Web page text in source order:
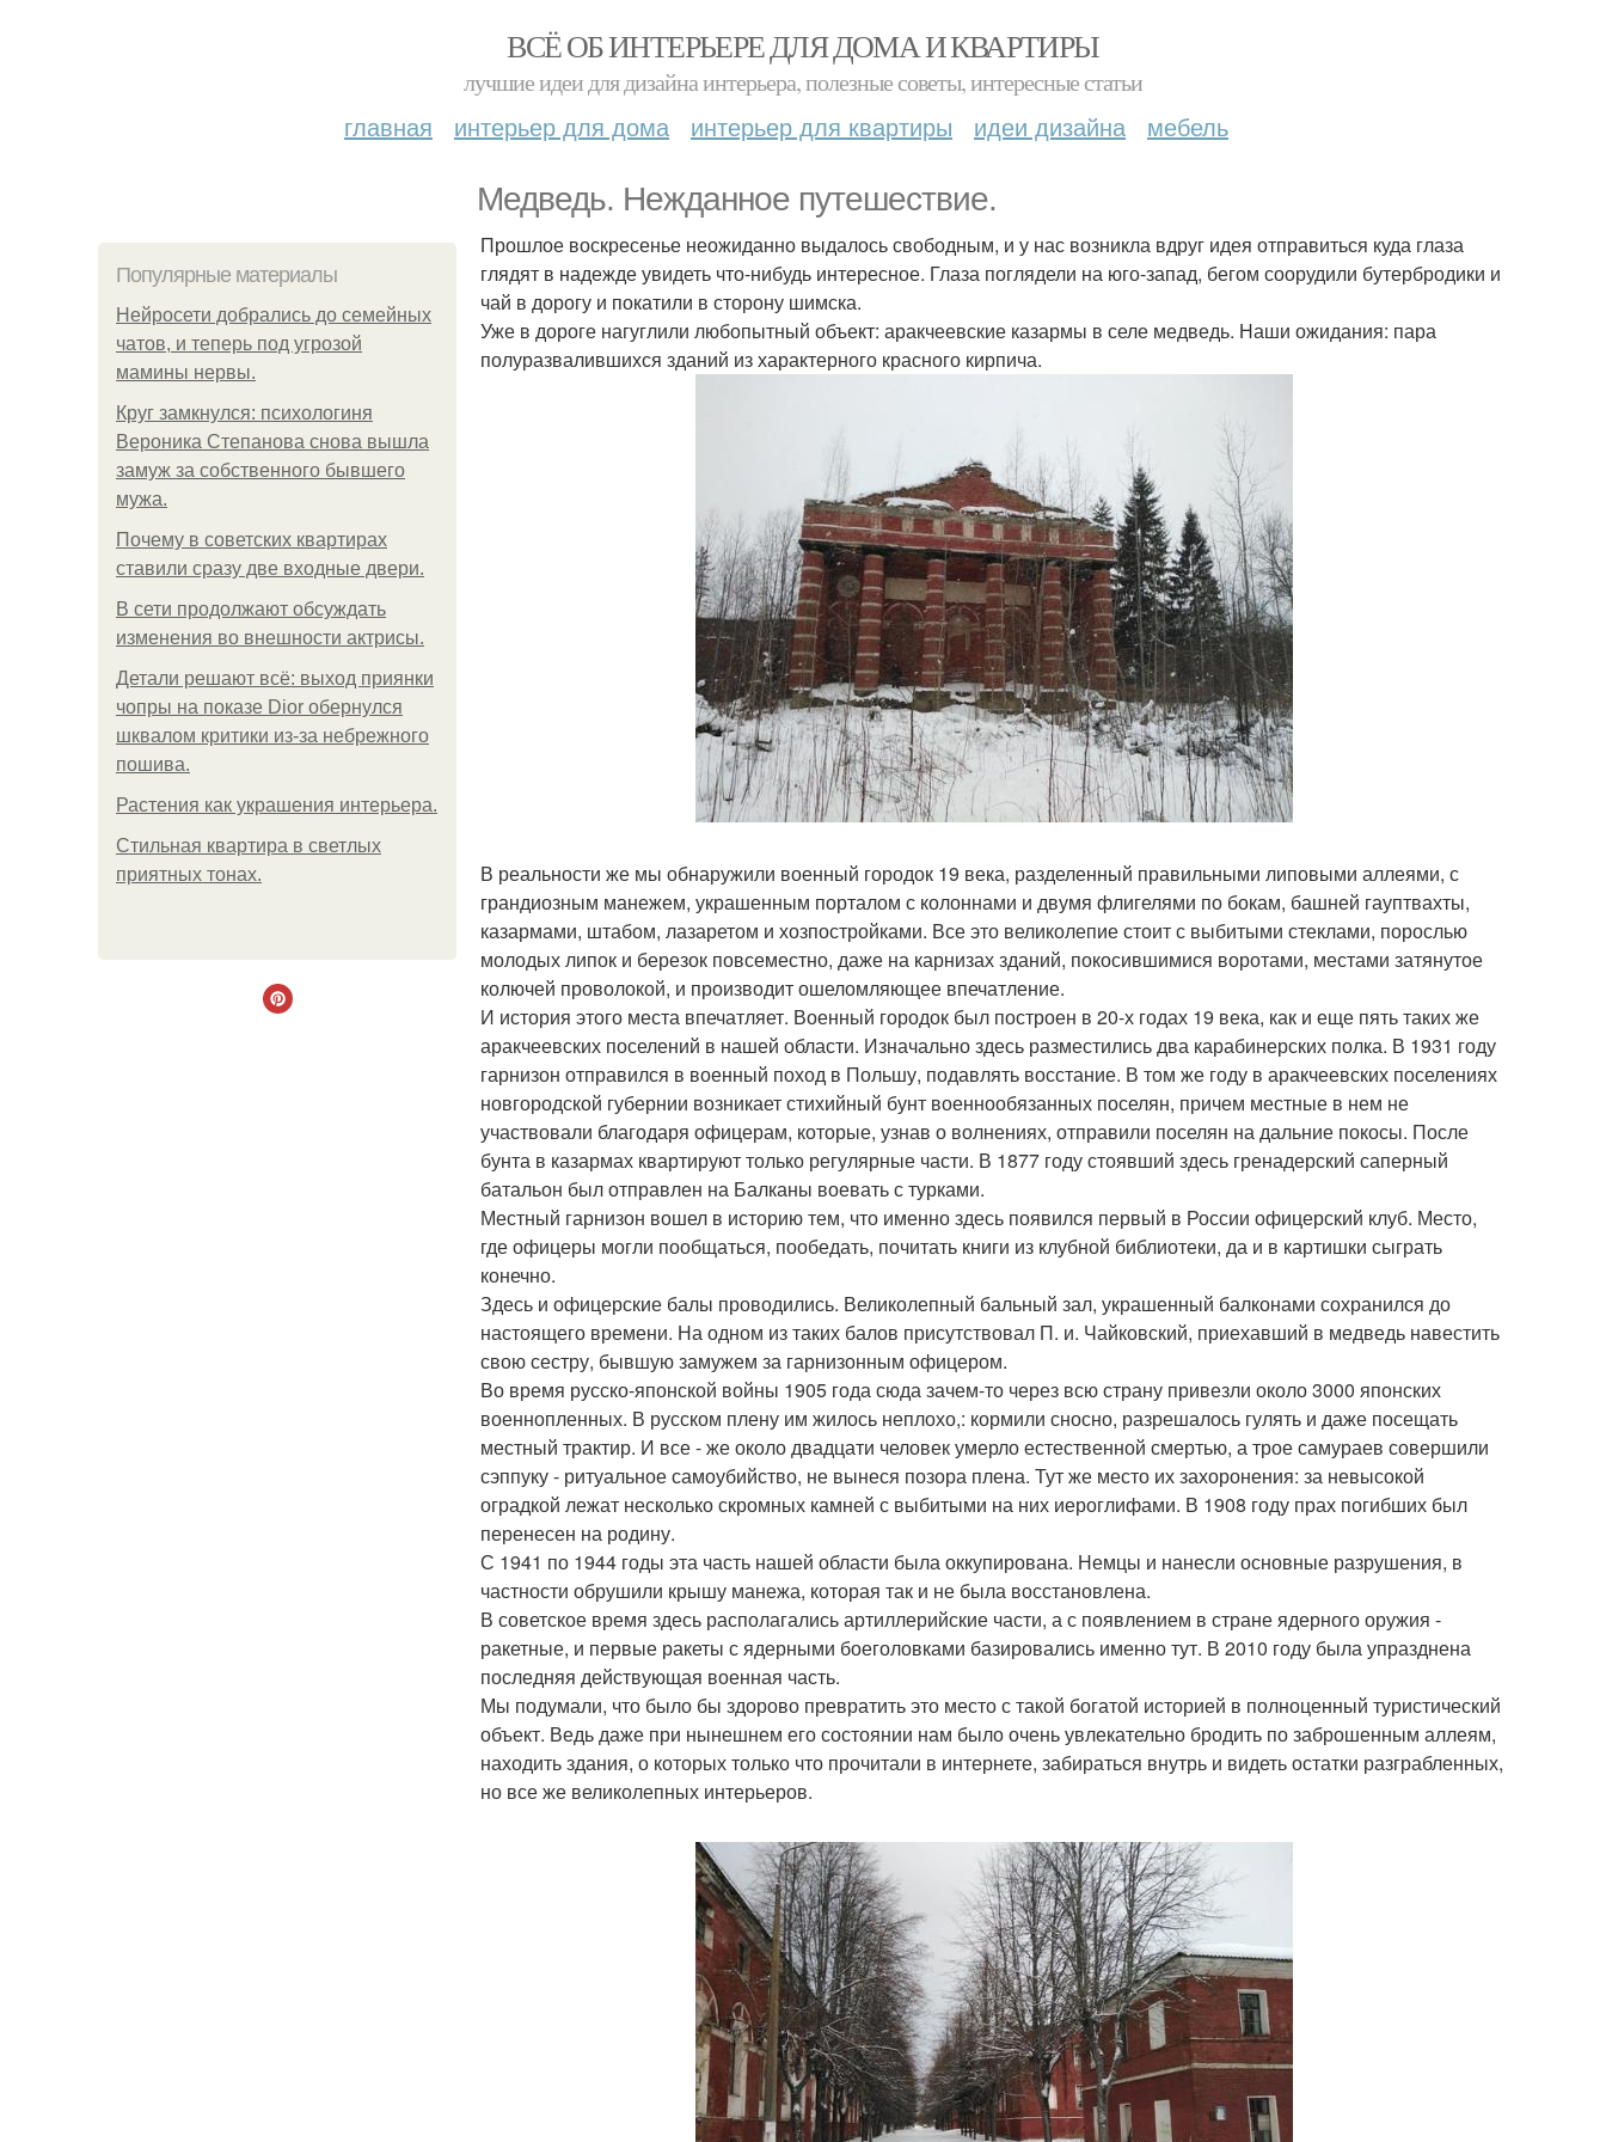
ВСЁ ОБ ИНТЕРЬЕРЕ ДЛЯ ДОМА И КВАРТИРЫ
лучшие идеи для дизайна интерьера, полезные советы, интересные статьи
главная интерьер для дома интерьер для квартиры идеи дизайна мебель
Медведь. Нежданное путешествие.
Популярные материалы
Нейросети добрались до семейных
чатов, и теперь под угрозой
мамины нервы.
Круг замкнулся: психологиня
Вероника Степанова снова вышла
замуж за собственного бывшего
мужа.
Почему в советских квартирах
ставили сразу две входные двери.
В сети продолжают обсуждать
изменения во внешности актрисы.
Детали решают всё: выход приянки
чопры на показе Dior обернулся
шквалом критики из-за небрежного
пошива.
Растения как украшения интерьера.
Стильная квартира в светлых
приятных тонах.
Прошлое воскресенье неожиданно выдалось свободным, и у нас возникла вдруг идея отправиться куда глаза
глядят в надежде увидеть что-нибудь интересное. Глаза поглядели на юго-запад, бегом соорудили бутербродики и
чай в дорогу и покатили в сторону шимска.
Уже в дороге нагуглили любопытный объект: аракчеевские казармы в селе медведь. Наши ожидания: пара
полуразвалившихся зданий из характерного красного кирпича.
В реальности же мы обнаружили военный городок 19 века, разделенный правильными липовыми аллеями, с
грандиозным манежем, украшенным порталом с колоннами и двумя флигелями по бокам, башней гауптвахты,
казармами, штабом, лазаретом и хозпостройками. Все это великолепие стоит с выбитыми стеклами, порослью
молодых липок и березок повсеместно, даже на карнизах зданий, покосившимися воротами, местами затянутое
колючей проволокой, и производит ошеломляющее впечатление.
И история этого места впечатляет. Военный городок был построен в 20-х годах 19 века, как и еще пять таких же
аракчеевских поселений в нашей области. Изначально здесь разместились два карабинерских полка. В 1931 году
гарнизон отправился в военный поход в Польшу, подавлять восстание. В том же году в аракчеевских поселениях
новгородской губернии возникает стихийный бунт военнообязанных поселян, причем местные в нем не
участвовали благодаря офицерам, которые, узнав о волнениях, отправили поселян на дальние покосы. После
бунта в казармах квартируют только регулярные части. В 1877 году стоявший здесь гренадерский саперный
батальон был отправлен на Балканы воевать с турками.
Местный гарнизон вошел в историю тем, что именно здесь появился первый в России офицерский клуб. Место,
где офицеры могли пообщаться, пообедать, почитать книги из клубной библиотеки, да и в картишки сыграть
конечно.
Здесь и офицерские балы проводились. Великолепный бальный зал, украшенный балконами сохранился до
настоящего времени. На одном из таких балов присутствовал П. и. Чайковский, приехавший в медведь навестить
свою сестру, бывшую замужем за гарнизонным офицером.
Во время русско-японской войны 1905 года сюда зачем-то через всю страну привезли около 3000 японских
военнопленных. В русском плену им жилось неплохо,: кормили сносно, разрешалось гулять и даже посещать
местный трактир. И все - же около двадцати человек умерло естественной смертью, а трое самураев совершили
сэппуку - ритуальное самоубийство, не вынеся позора плена. Тут же место их захоронения: за невысокой
оградкой лежат несколько скромных камней с выбитыми на них иероглифами. В 1908 году прах погибших был
перенесен на родину.
С 1941 по 1944 годы эта часть нашей области была оккупирована. Немцы и нанесли основные разрушения, в
частности обрушили крышу манежа, которая так и не была восстановлена.
В советское время здесь располагались артиллерийские части, а с появлением в стране ядерного оружия -
ракетные, и первые ракеты с ядерными боеголовками базировались именно тут. В 2010 году была упразднена
последняя действующая военная часть.
Мы подумали, что было бы здорово превратить это место с такой богатой историей в полноценный туристический
объект. Ведь даже при нынешнем его состоянии нам было очень увлекательно бродить по заброшенным аллеям,
находить здания, о которых только что прочитали в интернете, забираться внутрь и видеть остатки разграбленных,
но все же великолепных интерьеров.